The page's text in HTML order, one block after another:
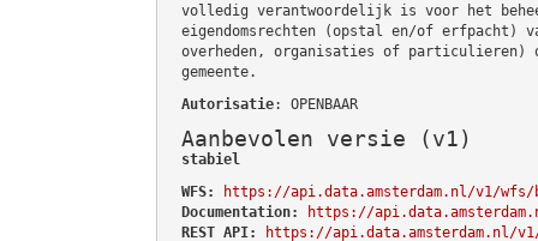
volledig verantwoordelijk is voor het
eigendomsrechten (opstal en/of erfpacht)
overheden, organisaties of particulieren)
gemeente.
Autorisatie: OPENBAAR
Aanbevolen versie (v1)
stabiel
WFS:
https://api.data.amsterdam.nl/v1/wfs/
Documentation:
https://
REST API:
https://api.data.amsterdam.nl/